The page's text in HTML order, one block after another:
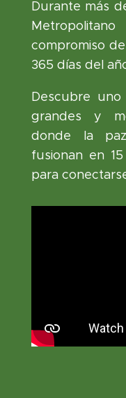
Durante más
compromiso
365 días del
Descubre
grandes y
donde la
fusionan en
para